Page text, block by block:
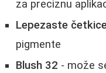
za preciznu
Lepezaste
pigmente
Blush 32 - može